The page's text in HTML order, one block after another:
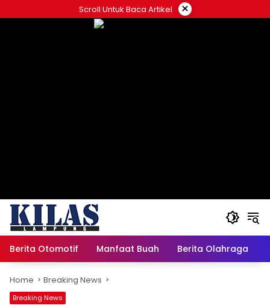
to
Scroll Untuk Baca Artikel ×
Berita Otomotif Manfaat Buah Berita Olahraga
Home Breaking News
Breaking News